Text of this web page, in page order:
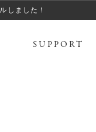
しました！
SUPPORT